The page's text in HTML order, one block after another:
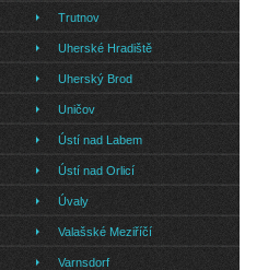
Trutnov
Uherské Hradiště
Uherský Brod
Uničov
Ústí nad Labem
Ústí nad Orlicí
Úvaly
Valašské Meziříčí
Varnsdorf